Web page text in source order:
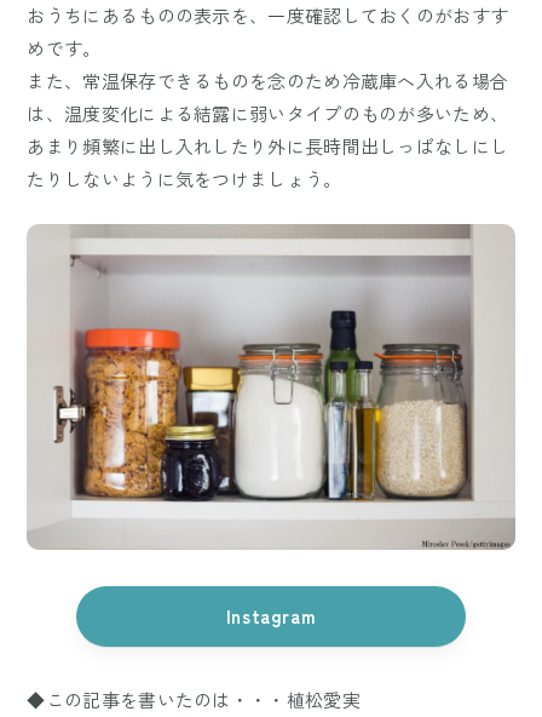
おうちにあるものの表示を、一度確認しておくのがおすす
めです。
また、常温保存できるものを念のため冷蔵庫へ入れる場合
は、温度変化による結露に弱いタイプのものが多いため、
あまり頻繁に出し入れしたり外に長時間出しっぱなしにし
たりしないように気をつけましょう。
Instagram
◆この記事を書いたのは・・・植松愛実